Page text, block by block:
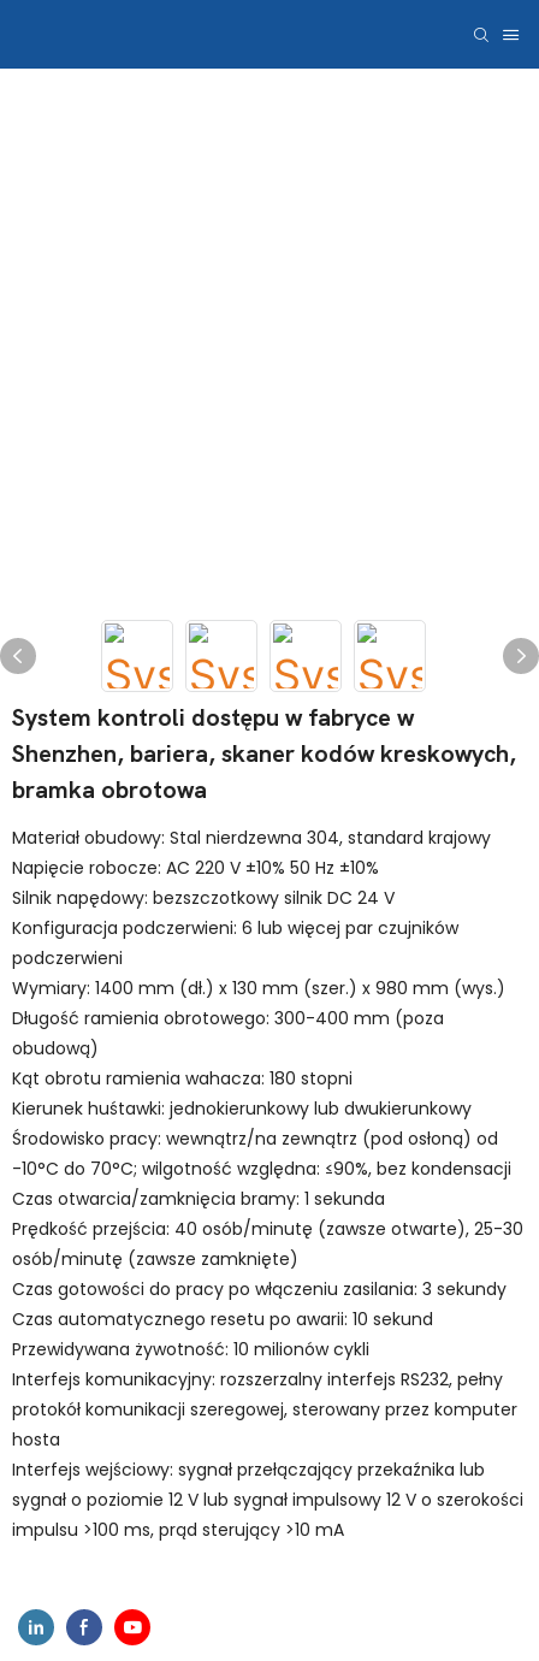
System kontroli dostępu w fabryce w
Shenzhen, bariera, skaner kodów kreskowych,
bramka obrotowa
Materiał obudowy: Stal nierdzewna 304, standard krajowy
Napięcie robocze: AC 220 V ±10% 50 Hz ±10%
Silnik napędowy: bezszczotkowy silnik DC 24 V
Konfiguracja podczerwieni: 6 lub więcej par czujników
podczerwieni
Wymiary: 1400 mm (dł.) x 130 mm (szer.) x 980 mm (wys.)
Długość ramienia obrotowego: 300-400 mm (poza
obudową)
Kąt obrotu ramienia wahacza: 180 stopni
Kierunek huśtawki: jednokierunkowy lub dwukierunkowy
Środowisko pracy: wewnątrz/na zewnątrz (pod osłoną) od
-10°C do 70°C; wilgotność względna: ≤90%, bez kondensacji
Czas otwarcia/zamknięcia bramy: 1 sekunda
Prędkość przejścia: 40 osób/minutę (zawsze otwarte), 25-30
osób/minutę (zawsze zamknięte)
Czas gotowości do pracy po włączeniu zasilania: 3 sekundy
Czas automatycznego resetu po awarii: 10 sekund
Przewidywana żywotność: 10 milionów cykli
Interfejs komunikacyjny: rozszerzalny interfejs RS232, pełny
protokół komunikacji szeregowej, sterowany przez komputer
hosta
Interfejs wejściowy: sygnał przełączający przekaźnika lub
sygnał o poziomie 12 V lub sygnał impulsowy 12 V o szerokości
impulsu >100 ms, prąd sterujący >10 mA